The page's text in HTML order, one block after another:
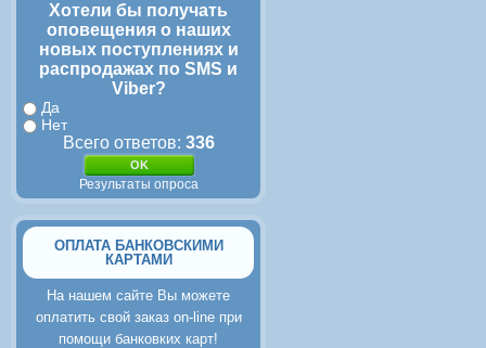
Хотели бы получать
оповещения о наших
новых поступлениях и
распродажах по SMS и
Viber?
Да
Нет
Всего ответов: 336
Результаты опроса
ОПЛАТА БАНКОВСКИМИ
КАРТАМИ
На нашем сайте Вы можете
оплатить свой заказ on-line при
помощи банковких карт!